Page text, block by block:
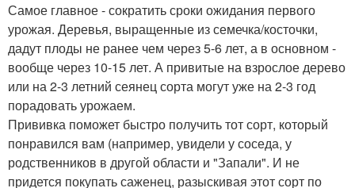
Самое главное - сократить сроки ожидания первого
урожая. Деревья, выращенные из семечка/косточки,
дадут плоды не ранее чем через 5-6 лет, а в основном -
вообще через 10-15 лет. А привитые на взрослое дерево
или на 2-3 летний сеянец сорта могут уже на 2-3 год
порадовать урожаем.
Прививка поможет быстро получить тот сорт, который
понравился вам (например, увидели у соседа, у
родственников в другой области и "Запали". И не
придется покупать саженец, разыскивая этот сорт по